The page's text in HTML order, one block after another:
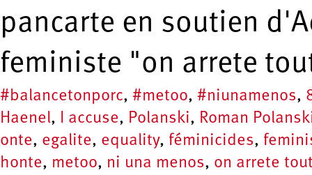
pancarte en soutien
feministe "on arrete
#balancetonporc, #metoo, #niunamenos,
Haenel, I accuse, Polanski, Roman
onte, egalite, equality, féminicides,
honte, metoo, ni una menos, on arrete